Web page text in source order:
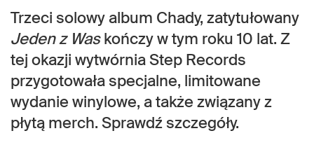
Trzeci solowy album Chady, zatytułowany
Jeden z Waskończy w tym roku 10 lat. Z
tej okazji wytwórnia Step Records
przygotowała specjalne, limitowane
wydanie winylowe, a także związany z
płytą merch. Sprawdź szczegóły.